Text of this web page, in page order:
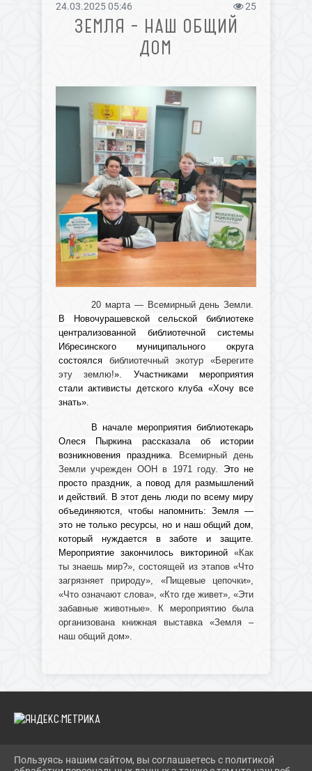
24.03.2025 05:46 25
ЗЕМЛЯ – НАШ ОБЩИЙ
ДОМ
20 марта — Всемирный день Земли.
В Новочурашевской сельской библиотеке
централизованной библиотечной системы
Ибресинского муниципального округа
состоялся библиотечный экотур «Берегите
эту землю!». Участниками мероприятия
стали активисты детского клуба «Хочу все
знать».
В начале мероприятия библиотекарь
Олеся Пыркина рассказала об истории
возникновения праздника.
Всемирный день
Земли учрежден ООН в 1971 году. Это не
просто праздник, а повод для размышлений
и действий. В этот день люди по всему миру
объединяются, чтобы напомнить: Земля —
это не только ресурсы, но и наш общий дом,
который нуждается в заботе и защите.
Мероприятие закончилось викториной«Как
ты знаешь мир?», состоящей из этапов «Что
загрязняет природу», «Пищевые цепочки»,
«Что означают слова», «Кто где живет», «Эти
забавные животные». К мероприятию была
организована книжная выставка «Земля –
наш общий дом».
2026 Г. IBRBIB.RU
Пользуясь нашим сайтом, вы соглашаетесь с политикой